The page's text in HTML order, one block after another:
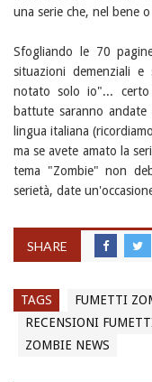
una serie che, nel bene
Sfogliando le 70
situazioni demenziali
notato solo io"...
battute saranno andate
lingua italiana
ma se avete amato la
tema "Zombie" non
serietà, date
SHARE
TAGS FUMETTI
RECENSIONI
ZOMBIE NEWS